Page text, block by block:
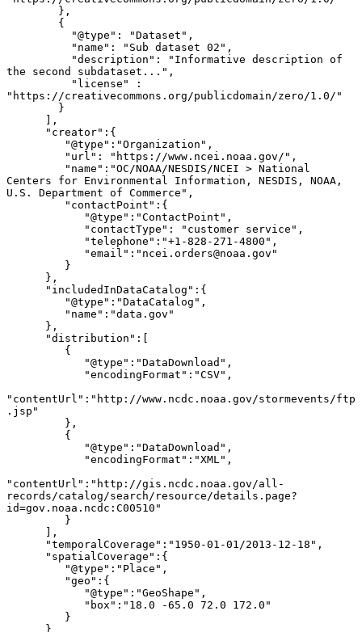
the second subdataset...",
"https://creativecommons.org/publicdomain/zero/1.0/"
Centers for Environmental Information, NESDIS, NOAA,
U.S. Department of Commerce",
"contentUrl":"http://www.ncdc.noaa.gov/stormevents/ftp
.jsp"
"contentUrl":"http://gis.ncdc.noaa.gov/all-
records/catalog/search/resource/details.page?
id=gov.noaa.ncdc:C00510"